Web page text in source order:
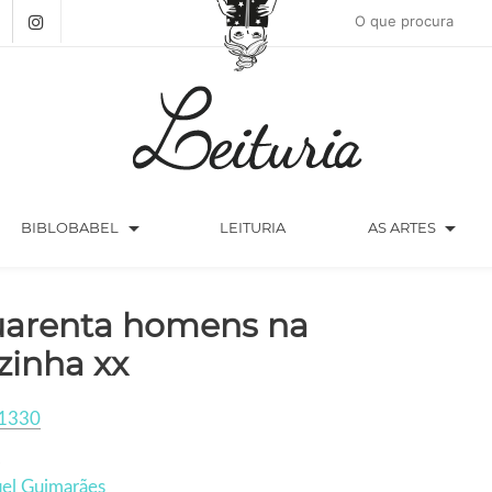
BIBLOBABEL arrow_drop_down LEITURIA AS ARTES arrow_drop_down
homens na
xx
Guimarães